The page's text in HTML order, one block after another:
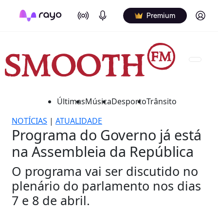
On Air Podcasts Premium Log in
ÚltimasMúsicaDesportoTrânsito
NOTÍCIAS | ATUALIDADE
Programa do Governo já está
na Assembleia da República
O programa vai ser discutido no
plenário do parlamento nos dias
7 e 8 de abril.